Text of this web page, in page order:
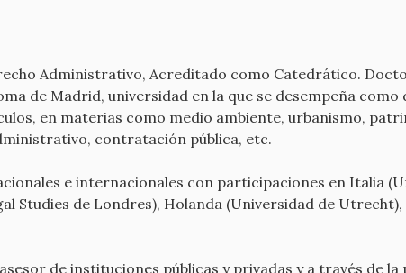
Administrativo, Acreditado como Catedrático.
de Madrid, universidad en la que se desempeña
en materias como medio ambiente, urbanismo,
contratación pública, etc.
e internacionales con participaciones en Italia
de Londres), Holanda (Universidad de Utrecht),
de instituciones públicas y privadas y a través de